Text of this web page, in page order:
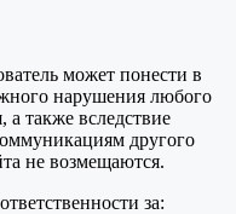
может понести в
нарушения любого
также вследствие
другого
не возмещаются.
за: